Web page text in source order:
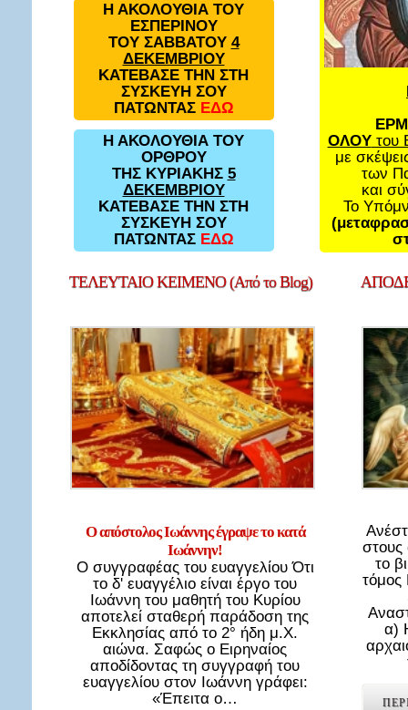
Η ΑΚΟΛΟΥΘΙΑ ΤΟΥ
ΕΣΠΕΡΙΝΟΥ
ΤΟΥ ΣΑΒΒΑΤΟΥ 4
ΔΕΚΕΜΒΡΙΟΥ
ΚΑΤΕΒΑΣΕ ΤΗΝ ΣΤΗ
ΣΥΣΚΕΥΗ ΣΟΥ
ΠΑΤΩΝΤΑΣ ΕΔΩ
Η ΑΚΟΛΟΥΘΙΑ ΤΟΥ
ΟΡΘΡΟΥ
ΤΗΣ ΚΥΡΙΑΚΗΣ 5
ΔΕΚΕΜΒΡΙΟΥ
ΚΑΤΕΒΑΣΕ ΤΗΝ ΣΤΗ
ΣΥΣΚΕΥΗ ΣΟΥ
ΠΑΤΩΝΤΑΣ ΕΔΩ
ΟΛΟΥτου
με
των
και
Το
ΤΕΛΕΥΤΑΙΟΚΕΙΜΕΝΟ (Από το Blog)
Ο απόστολος Ιωάννης έγραψε το κατά
Ιωάννην!
Ο συγγραφέας του ευαγγελίου Ότι
το δ' ευαγγέλιο είναι έργο του
Ιωάννη του μαθητή του Κυρίου
αποτελεί σταθερή παράδοση της
Εκκλησίας από το 2° ήδη μ.Χ.
αιώνα. Σαφώς ο Ειρηναίος
αποδίδοντας τη συγγραφή του
ευαγγελίου στον Ιωάννη γράφει:
«Έπειτα ο…
στους
το
α)